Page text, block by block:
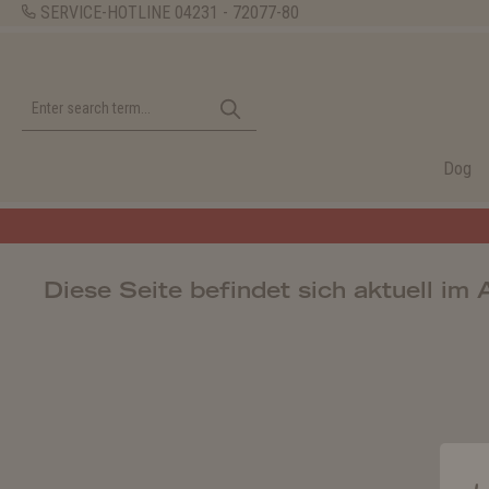
SERVICE-HOTLINE 04231 - 72077-80
Dog
Diese Seite befindet sich aktuell im